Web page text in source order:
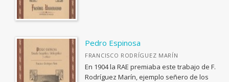
ARQUEOLOGÍA
ARQUITECTURA
ARTE Y DISEÑO INDUSTRIAL / COMERCIAL
ASTRONOMÍA, ESPACIO Y TIEMPO
BIBLIOTECAS Y CIENCIAS DE LA INFORMACIÓN
Pedro Espinosa
FRANCISCO RODRÍGUEZ MARÍN
En 1904 la RAE premiaba este trabajo de F.
Rodríguez Marín, ejemplo señero de los